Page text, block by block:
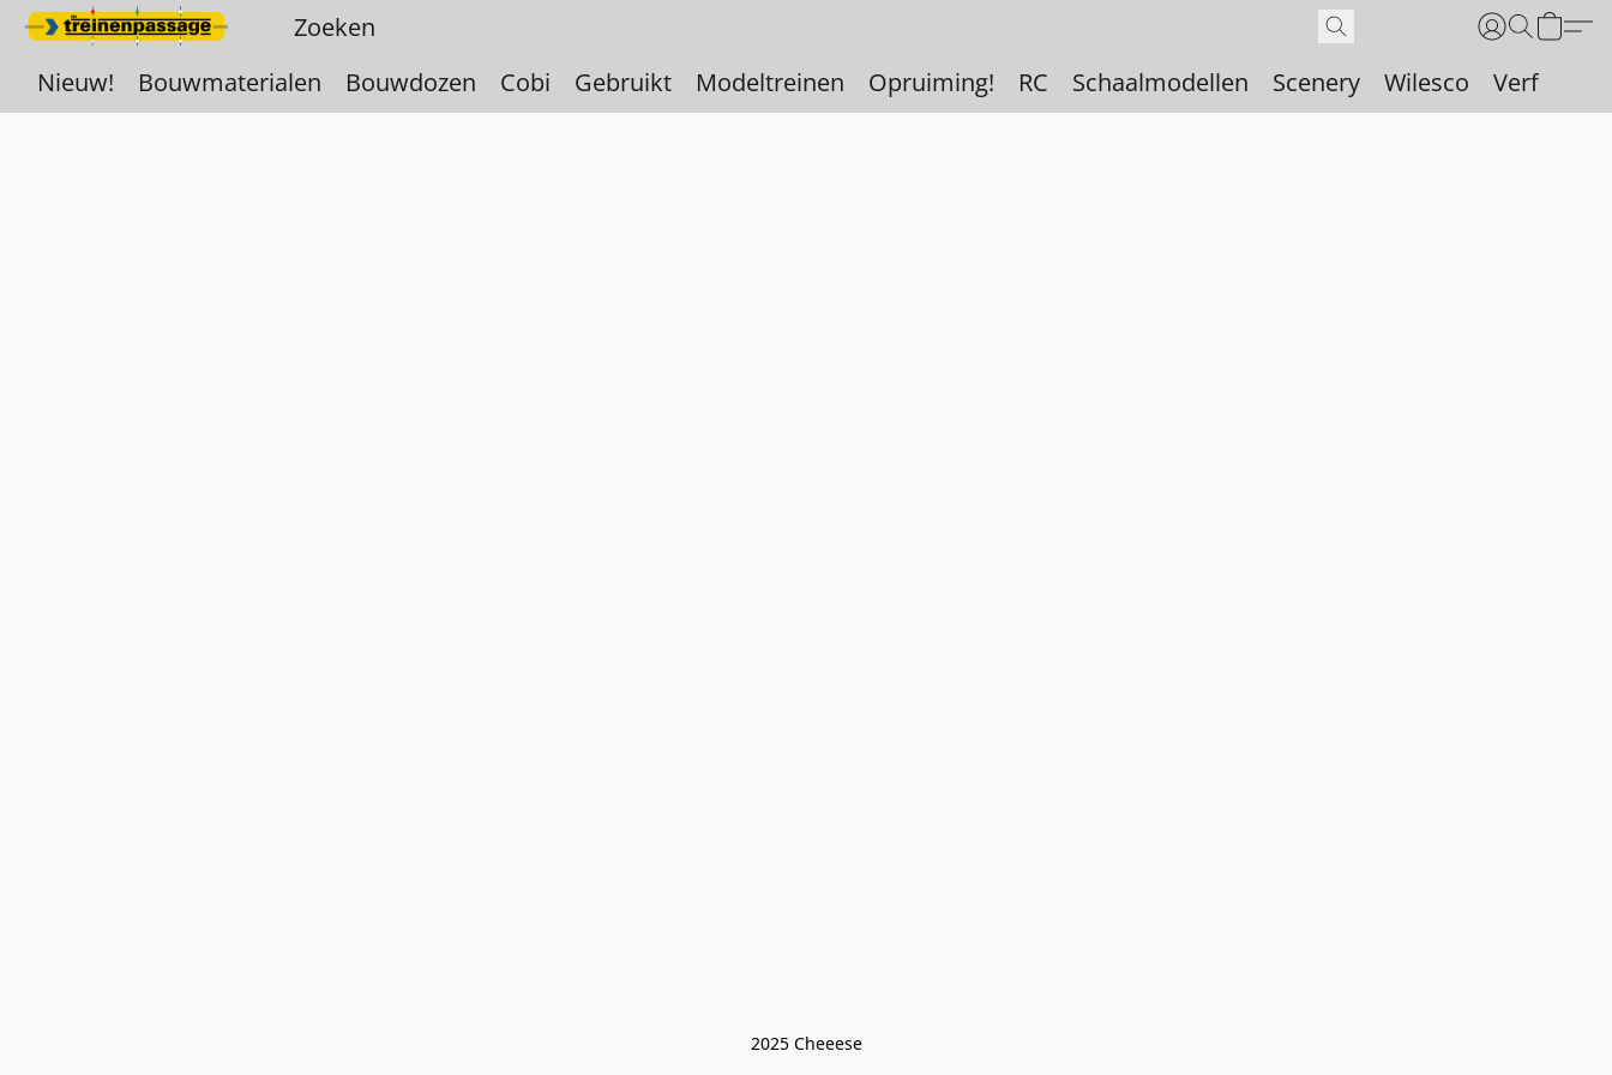
Nieuw! Bouwmaterialen Bouwdozen Cobi Gebruikt Modeltreinen Opruiming! RC Schaalmodellen Scenery Wilesco Verf
2025 Cheeese